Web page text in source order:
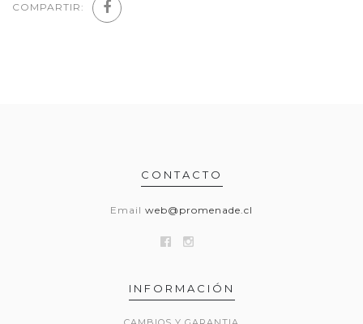
COMPARTIR:
CONTACTO
Email web@promenade.cl
INFORMACIÓN